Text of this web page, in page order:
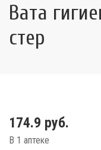
Вата
стер
174.9 руб.
В 1 аптеке